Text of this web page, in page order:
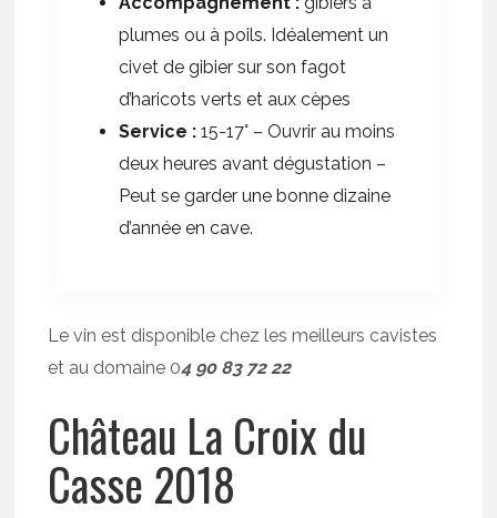
plumes ou à poils. Idéalement un
civet de gibier sur son fagot
d’haricots verts et aux cèpes
Service :15-17° – Ouvrir au moins
deux heures avant dégustation –
Peut se garder une bonne dizaine
d’année en cave.
Le vin est disponible chez les meilleurs cavistes
et au domaine 04 90 83 72 22
Château La Croix du
Casse 2018